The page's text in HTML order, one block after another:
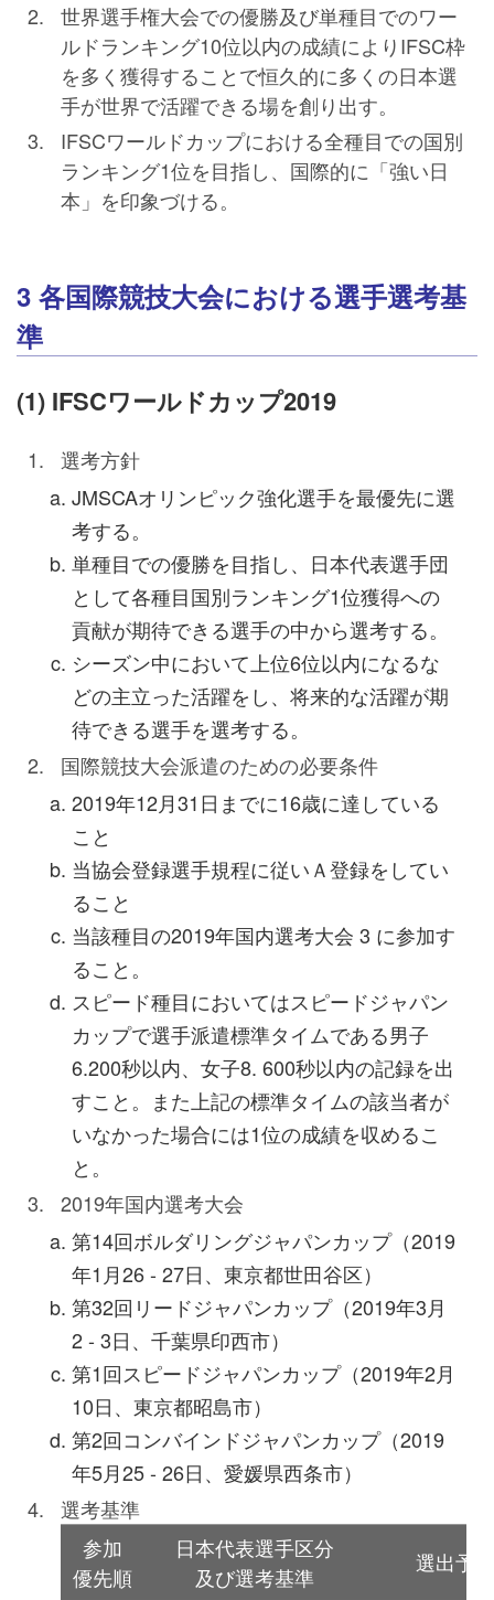
世界選手権大会での優勝及び単種目でのワー
ルドランキング10位以内の成績によりIFSC枠
を多く獲得することで恒久的に多くの日本選
手が世界で活躍できる場を創り出す。
IFSCワールドカップにおける全種目での国別
ランキング1位を目指し、国際的に「強い日
本」を印象づける。
3 各国際競技大会における選手選考基
準
(1) IFSCワールドカップ2019
選考方針
JMSCAオリンピック強化選手を最優先に選
考する。
単種目での優勝を目指し、日本代表選手団
として各種目国別ランキング1位獲得への
貢献が期待できる選手の中から選考する。
シーズン中において上位6位以内になるな
どの主立った活躍をし、将来的な活躍が期
待できる選手を選考する。
国際競技大会派遣のための必要条件
2019年12月31日までに16歳に達している
こと
当協会登録選手規程に従いＡ登録をしてい
ること
当該種目の2019年国内選考大会 3 に参加す
ること。
スピード種目においてはスピードジャパン
カップで選手派遣標準タイムである男子
6.200秒以内、女子8. 600秒以内の記録を出
すこと。また上記の標準タイムの該当者が
いなかった場合には1位の成績を収めるこ
と。
2019年国内選考大会
第14回ボルダリングジャパンカップ（2019
年1月26 - 27日、東京都世田谷区）
第32回リードジャパンカップ（2019年3月
2 - 3日、千葉県印西市）
第1回スピードジャパンカップ（2019年2月
10日、東京都昭島市）
第2回コンバインドジャパンカップ（2019
年5月25 - 26日、愛媛県西条市）
選考基準
参加
優先順
日本代表選手区分
及び選考基準
選出予